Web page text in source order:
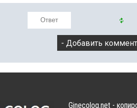
Ginecolog.net -